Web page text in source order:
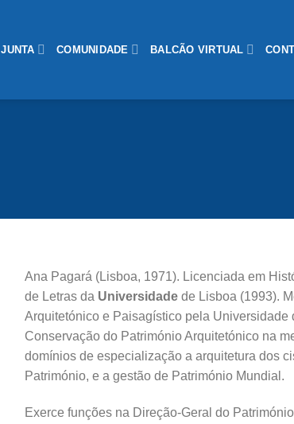
JUNTA COMUNIDADE BALCÃO VIRTUAL
Ana Pagará (Lisboa, 1971). Licenciada em
de Letras da Universidade de Lisboa (1993).
Arquitetónico e Paisagístico pela Universidade
Conservação do Património Arquitetónico na
domínios de especialização a arquitetura dos
Património, e a gestão de Património Mundial.
Exerce funções na Direção-Geral do